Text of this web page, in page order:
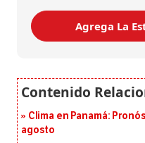
Agrega La
Clima en Panamá:
agosto